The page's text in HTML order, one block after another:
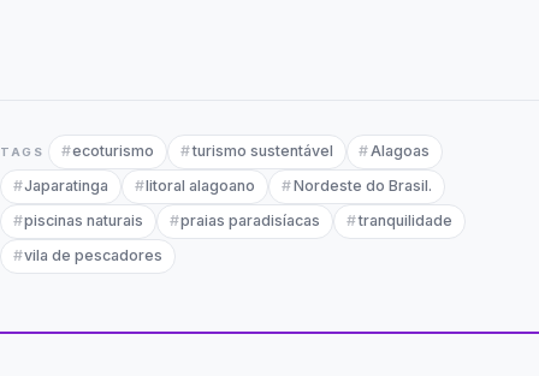
TAGS ecoturismo turismo sustentável
Alagoas
Japaratinga
litoral alagoano
Nordeste do Brasil.
piscinas naturais
praias paradisíacas
tranquilidade
vila de pescadores